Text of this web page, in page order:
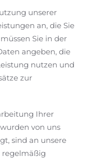
unserer
an, die Sie
Sie in der
angeben, die
nutzen und
zur
Ihrer
von uns
sind an unsere